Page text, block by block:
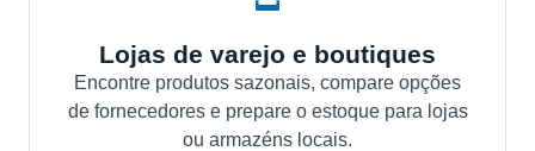
Lojas de varejo e boutiques
Encontre produtos sazonais, compare opções
de fornecedores e prepare o estoque para lojas
ou armazéns locais.